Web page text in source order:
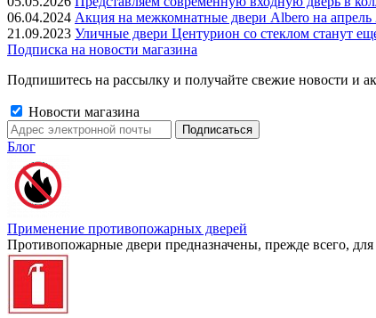
06.04.2024 Акция на межкомнатные двери Albero на апрель
21.09.2023 Уличные двери Центурион со стеклом станут
Подписка на новости магазина
Подпишитесь на рассылку и получайте свежие новости и
Новости магазина
Блог
Применение противопожарных дверей
Противопожарные двери предназначены, прежде всего,